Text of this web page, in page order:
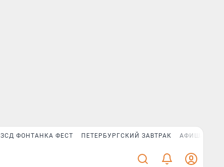
ЗСД ФОНТАНКА ФЕСТ ПЕТЕРБУРГСКИЙ ЗАВТРАК АФИША PLUS